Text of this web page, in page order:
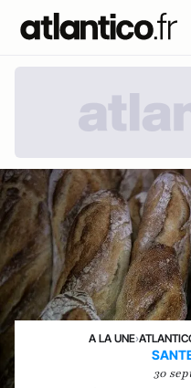
A LA UNE›
30